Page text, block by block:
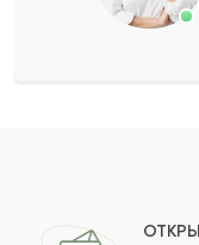
Ваш e-mail